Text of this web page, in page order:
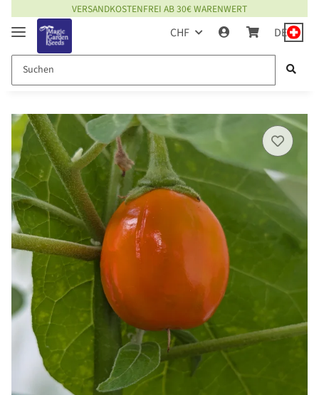
VERSANDKOSTENFREI AB 30€ WARENWERT
CHF DE